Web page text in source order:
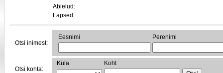
Abielud:
Lapsed:
Otsi inimest:
Eesnimi Perenimi
Otsi kohta:
Küla Koht